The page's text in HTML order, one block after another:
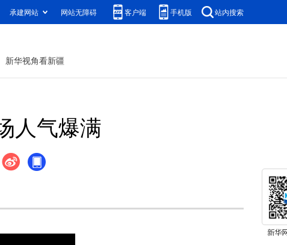
承建网站 网站无障碍 客户端 手机版 站内搜索
新华视角看新疆
人气爆满